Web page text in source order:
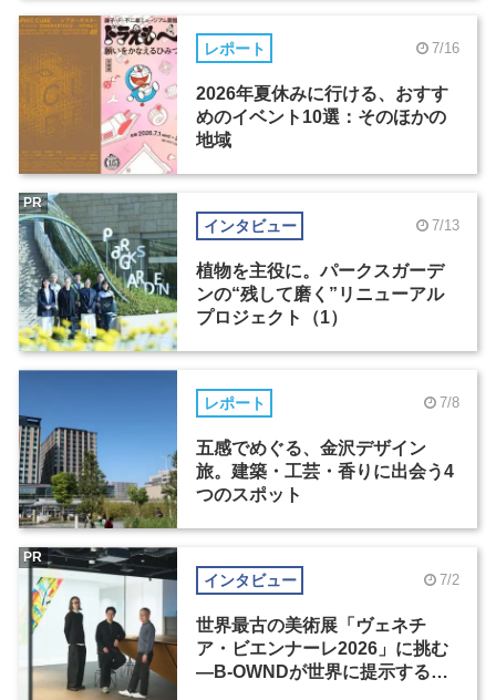
レポート 7/16
2026年夏休みに行ける、おすす
めのイベント10選：そのほかの
地域
インタビュー 7/13
植物を主役に。パークスガーデ
ンの“残して磨く”リニューアル
プロジェクト（1）
PR
レポート 7/8
五感でめぐる、金沢デザイン
旅。建築・工芸・香りに出会う4
つのスポット
インタビュー 7/2
世界最古の美術展「ヴェネチ
ア・ビエンナーレ2026」に挑む
―B-OWNDが世界に提示する美
PR